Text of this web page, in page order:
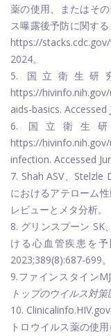
薬の使用、またはそ
ス曝露後予防に関す
https://
2024。
5. 国立衛生研
https://
aids-basics. Accessed
6. 国立衛生
https://
infection. Accessed
7. Shah ASV、
におけるアテローム
レビューとメタ分析。
8. グリンスプーン SK
ける心血管疾患を
2023;389(8):687-699。
9.ファインスタイン
トップのウイルス対策
10. Clinicalinfo.HIV.gov
トロウイルス薬の使